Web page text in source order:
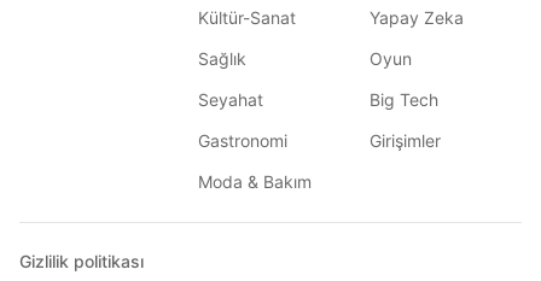
Kültür-Sanat
Sağlık
Seyahat
Gastronomi
Moda & Bakım
Yapay Zeka
Oyun
Big Tech
Girişimler
Gizlilik politikası